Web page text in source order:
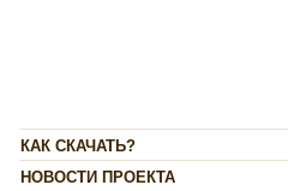
КАК СКАЧАТЬ?
НОВОСТИ ПРОЕКТА